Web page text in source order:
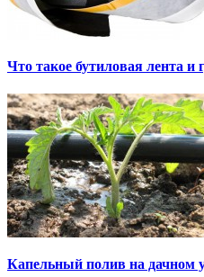
Что такое бутиловая лента и
Капельный полив на дачном